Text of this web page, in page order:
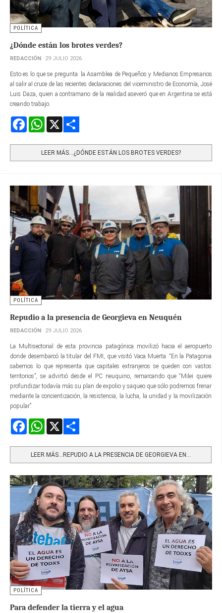
POLÍTICA
¿Dónde están los brotes verdes?
REDACCIÓN 29 JULIO 2026
Esto es lo que se pregunta la Asamblea de Pequeños y Medianos Empresarios
al salir al cruce de las recientes declaraciones del viceministro de Economía, José
Luis Daza, quien a contramano de la realidad aseveró que en Argentina se está
creando trabajo.
FacebookWhatsApp
LEER MÁS…¿DÓNDE ESTÁN LOS BROTES VERDES?
POLÍTICA
Repudio a la presencia de Georgieva en Neuquén
REDACCIÓN 29 JULIO 2026
La Multisectorial de esta provincia patagónica movilizó hacia el aeropuerto
donde desembarcó la titular del FMI, que visitó Vaca Muerta. “En la Patagonia
sabemos lo que representa que capitales extranjeros se queden con vastos
territorios”, se advirtió desde el PC neuquino, remarcando que “Milei quiere
profundizar todavía más su plan de expolio y saqueo que sólo podremos frenar
mediante la concientización, la resistencia, la lucha, la unidad y la movilización
popular”.
FacebookWhatsApp
LEER MÁS…REPUDIO A LA PRESENCIA DE GEORGIEVA EN...
POLÍTICA
Para defender la tierra y el agua